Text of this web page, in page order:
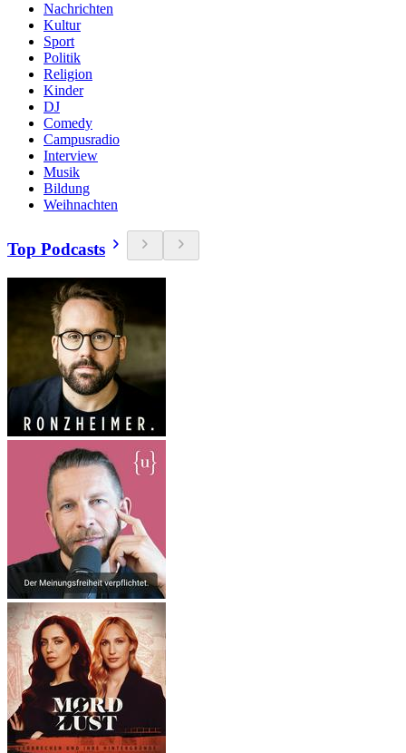
Nachrichten
Kultur
Sport
Politik
Religion
Kinder
DJ
Comedy
Campusradio
Interview
Musik
Bildung
Weihnachten
Top Podcasts